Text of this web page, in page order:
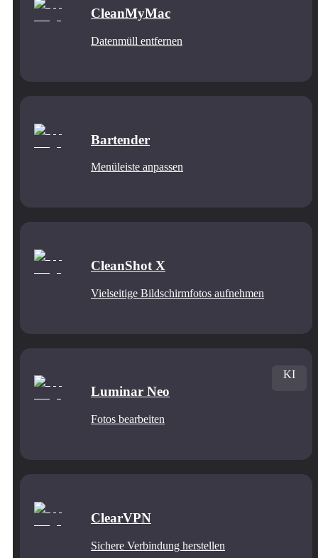
CleanMyMac
Datenmüll entfernen
Bartender
Menüleiste anpassen
CleanShot X
Vielseitige Bildschirmfotos aufnehmen
Luminar Neo
Fotos bearbeiten
KI
ClearVPN
Sichere Verbindung herstellen